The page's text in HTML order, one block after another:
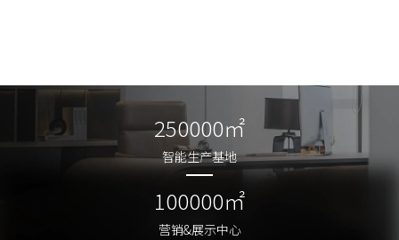
250000㎡
智能生产基地
100000㎡
营销&展示中心
250000㎡
智能生产基地
100000㎡
营销&展示中心